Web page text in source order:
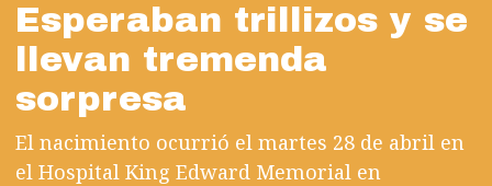
Esperaban trillizos y se
llevan tremenda
sorpresa
El nacimiento ocurrió el martes 28 de abril en
el Hospital King Edward Memorial en